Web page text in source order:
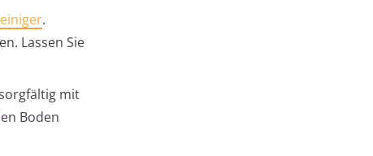
.
Lassen Sie
mit
Boden